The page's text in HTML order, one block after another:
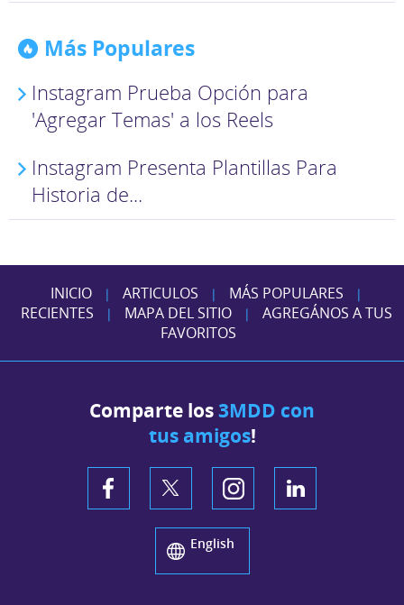
Más Populares
Instagram Prueba Opción para
'Agregar Temas' a los Reels
Instagram Presenta Plantillas Para
Historia de...
INICIO | ARTICULOS | MÁS POPULARES |
RECIENTES | MAPA DEL SITIO |
AGREGÁNOS A TUS
FAVORITOS
Comparte los3MDD con
tus amigos!
English